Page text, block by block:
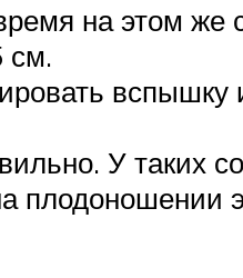
на этом
см.
У таких
плодоношении